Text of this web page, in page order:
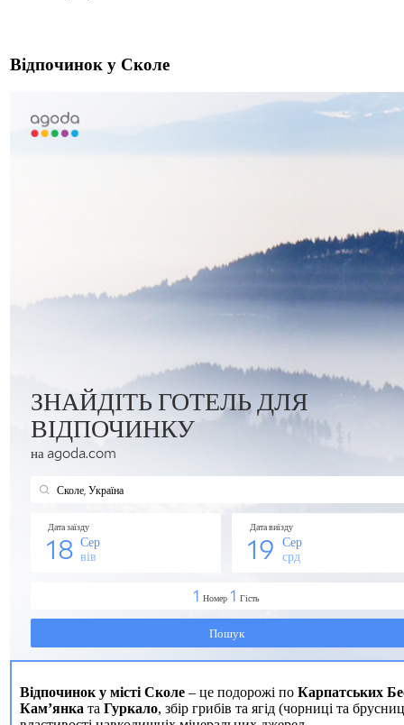
Відпочинок у Сколе
Відпочинок у місті Сколе – це подорожі по Карпатських
Кам’янка та Гуркало, збір грибів та ягід (чорниці та